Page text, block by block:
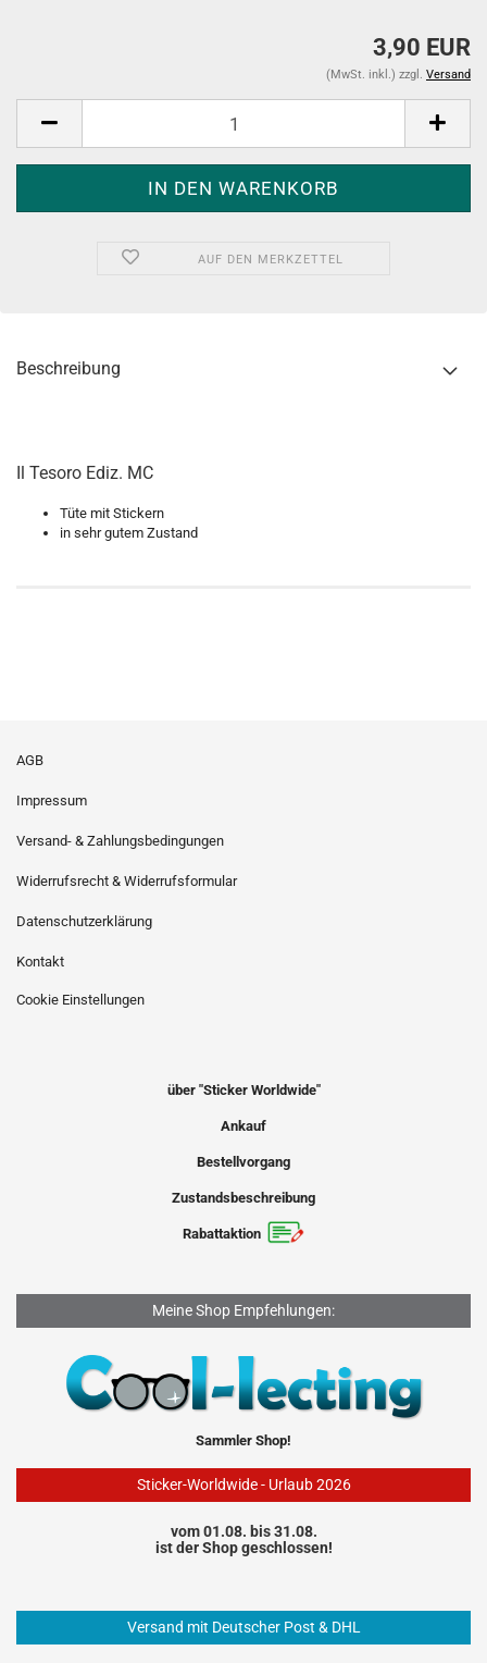
3,90 EUR
(MwSt. inkl.) zzgl. Versand
AUF DEN MERKZETTEL
Beschreibung
Il Tesoro Ediz. MC
Tüte mit Stickern
in sehr gutem Zustand
AGB
Impressum
Versand- & Zahlungsbedingungen
Widerrufsrecht & Widerrufsformular
Datenschutzerklärung
Kontakt
Cookie Einstellungen
über "Sticker Worldwide"
Ankauf
Bestellvorgang
Zustandsbeschreibung
Rabattaktion
Meine Shop Empfehlungen:
Sammler Shop!
Sticker-Worldwide - Urlaub 2026
vom 01.08. bis 31.08.
ist der Shop geschlossen!
Versand mit Deutscher Post & DHL